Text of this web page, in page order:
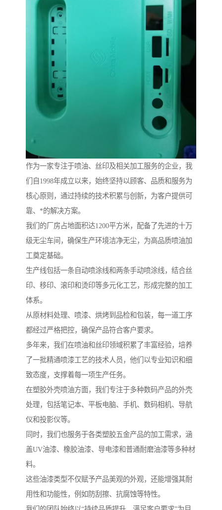
作为一家专注于喷油、丝印及相关加工服务的企业，我
们自1998年成立以来，始终坚持以顾客、品质和服务为
核心原则，通过持续的技术积累与创新，为客户提供可
靠、*的解决方案。
我们的厂房占地面积达1200平方米，配备了先进的十万
级无尘车间，确保生产环境洁净无尘，为高品质喷油加
工奠定基础。
生产线包括一条自动喷涂线和两条手动喷涂线，结合丝
印、移印、滚印和烫印等多元化工艺，形成完整的加工
体系。
从原材料处理、喷漆、烘烤到品检和包装，每一道工序
都经过严格把控，确保产品符合客户要求。
多年来，我们在喷油和丝印领域积累了丰富经验，培养
了一批精通喷漆工艺的技术人员，他们以专业知识和细
致态度，支撑着每一项生产任务。
在塑胶外壳喷油方面，我们专注于多种数码产品的外壳
处理，包括笔记本、平板电脑、手机、数码相机、导航
仪和投影仪等。
同时，我们也服务于各类塑胶五金产品的加工需求，涵
盖UV油漆、橡胶油漆、导电漆和普通耐磨油漆等多种材
料。
这些油漆类型不仅赋予产品美观的外观，还能增强其耐
用性和功能性，例如防刮擦、抗腐蚀等特性。